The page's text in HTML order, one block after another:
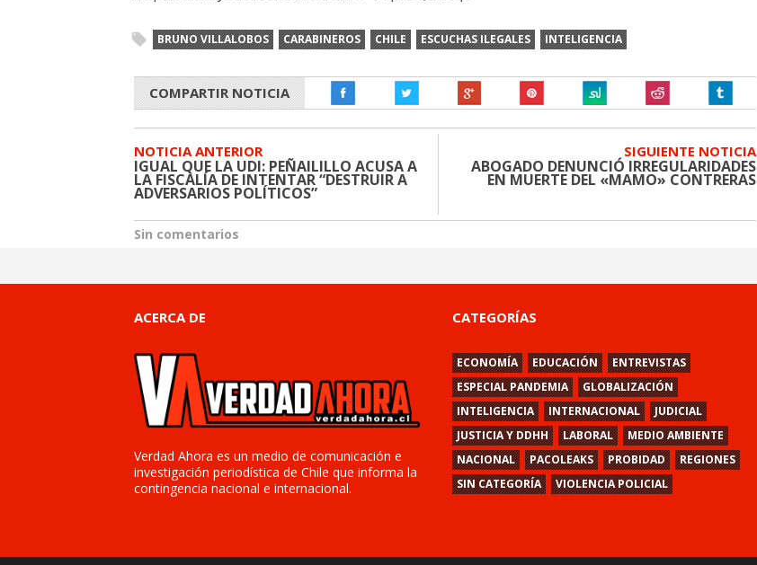
BRUNO VILLALOBOS CARABINEROS CHILE ESCUCHAS ILEGALES INTELIGENCIA
COMPARTIR NOTICIA
NOTICIA ANTERIOR
IGUAL QUE LA UDI: PEÑAILILLO ACUSA A
LA FISCALÍA DE INTENTAR “DESTRUIR A
ADVERSARIOS POLÍTICOS”
SIGUIENTE NOTICIA
ABOGADO DENUNCIÓ IRREGULARIDADES
EN MUERTE DEL «MAMO» CONTRERAS
Sin comentarios
ACERCA DE
Verdad Ahora es un medio de comunicación e
investigación periodística de Chile que informa la
contingencia nacional e internacional.
CATEGORÍAS
ECONOMÍA EDUCACIÓN
ENTREVISTAS
ESPECIAL PANDEMIA
GLOBALIZACIÓN
INTELIGENCIA
INTERNACIONAL
JUDICIAL
JUSTICIA Y DDHH
LABORAL
MEDIO AMBIENTE
NACIONAL
PACOLEAKS PROBIDAD
REGIONES
SIN CATEGORÍA
VIOLENCIA POLICIAL